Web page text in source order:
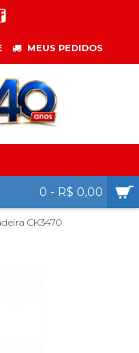
MEUS PEDIDOS
0 - R$ 0,00
CK3470